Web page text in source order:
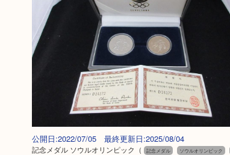
公開日:2022/07/05 最終更新日:2025/08/04
記念メダル ソウルオリンピック （ 記念メダル ソウルオリンピック